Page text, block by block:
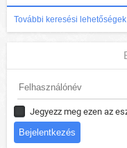
További keresési lehetőségek
Jegyezz meg ezen az